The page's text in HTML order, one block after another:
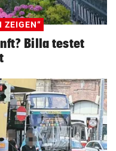
ZEIGEN“
Billa testet